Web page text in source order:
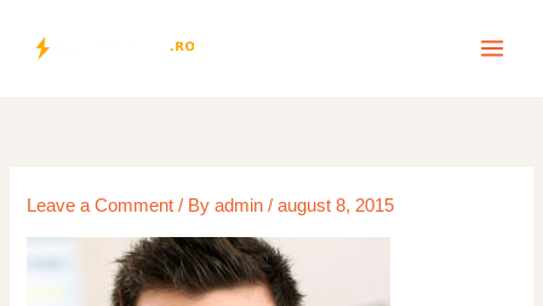
content
Leave a Comment / Byadmin/august 8, 2015